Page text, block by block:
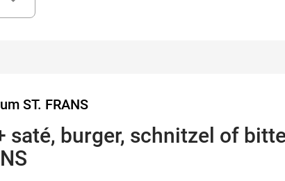
ST. FRANS
saté, burger, schnitzel of